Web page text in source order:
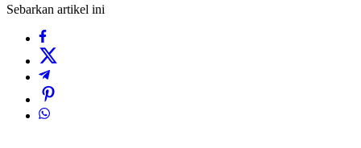
Sebarkan artikel ini